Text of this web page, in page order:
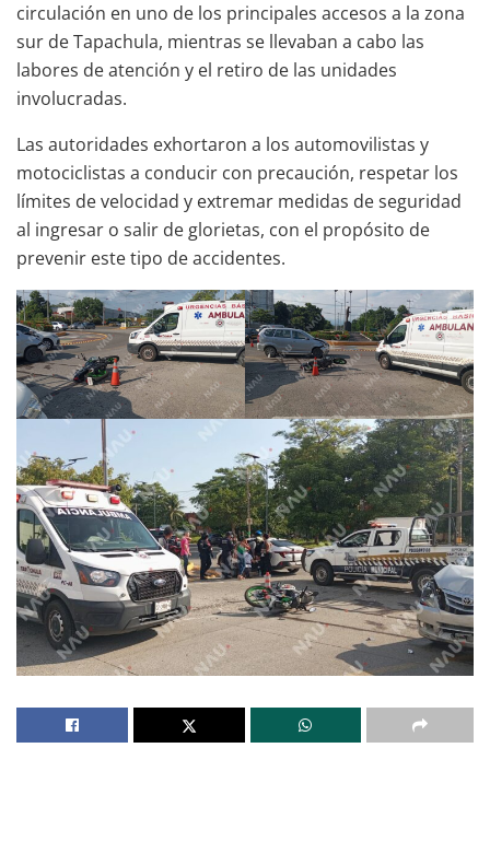
circulación en uno de los principales accesos a la zona
sur de Tapachula, mientras se llevaban a cabo las
labores de atención y el retiro de las unidades
involucradas.
Las autoridades exhortaron a los automovilistas y
motociclistas a conducir con precaución, respetar los
límites de velocidad y extremar medidas de seguridad
al ingresar o salir de glorietas, con el propósito de
prevenir este tipo de accidentes.